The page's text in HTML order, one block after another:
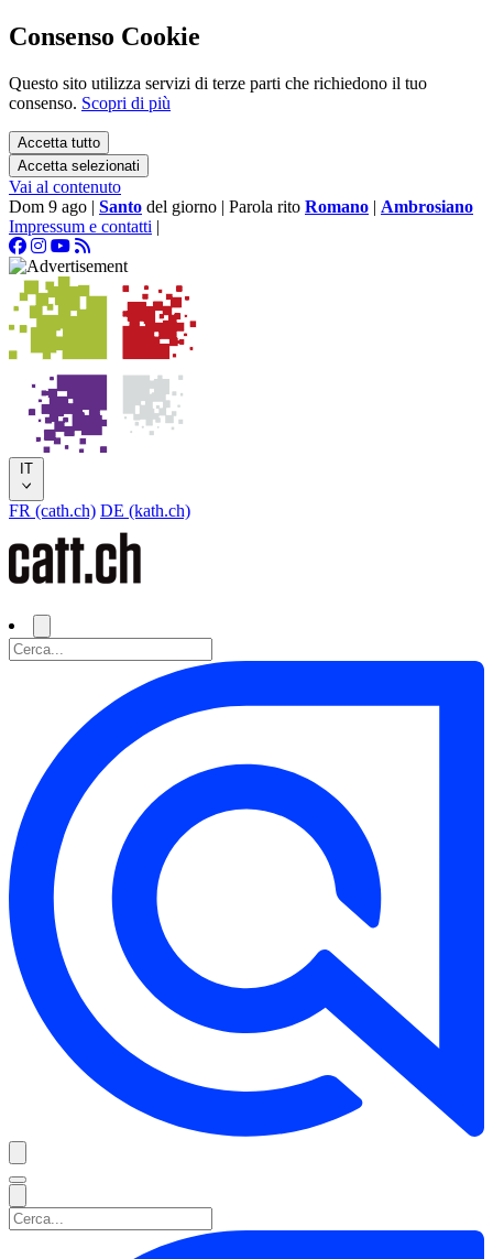
Consenso Cookie
Questo sito utilizza servizi di terze parti che richiedono il tuo
consenso. Scopri di più
Accetta tutto
Accetta selezionati
Vai al contenuto
Dom 9 ago | Santo del giorno | Parola rito Romano | Ambrosiano
Impressum e contatti |
IT
FR (cath.ch) DE (kath.ch)